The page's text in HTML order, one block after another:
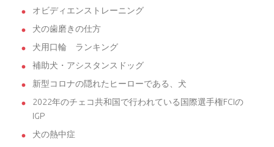
オビディエンストレーニング
犬の歯磨きの仕方
犬用口輪 ランキング
補助犬・アシスタンスドッグ
新型コロナの隠れたヒーローである、犬
2022年のチェコ共和国で行われている国際選手権FCIの
IGP
犬の熱中症